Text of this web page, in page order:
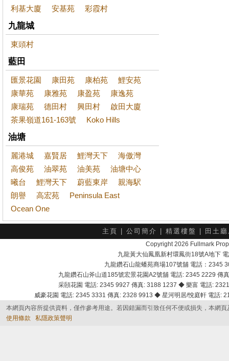
利基大廈 安基苑 彩霞村
九龍城
東頭村
藍田
匯景花園 康田苑 康柏苑
鯉安苑
康華苑
康雅苑 康盈苑
康逸苑
康瑞苑
德田村 興田村
啟田大廈
茶果嶺道161-163號
Koko Hills
油塘
麗港城 嘉賢居 鯉灣天下
海傲灣
高俊苑
油翠苑 油美苑
油塘中心
曦台
鯉灣天下 蔚藍東岸
親海駅
朗譽
高宏苑
Peninsula East
Ocean One
主頁 公司簡介 精選樓盤 田土
Copyright 2026 Fullmark
九龍黃大仙鳳凰新村環鳳街18號A地下
九龍鑽石山龍蟠苑商場107號舖 電話：2345
九龍鑽石山斧山道185號宏景花園A2號舖 電話: 2345 2229
采頣花園 電話: 2345 9927 傳真: 3188 1237 ◆ 樂富 電話:
威豪花園 電話: 2345 3331 傳真: 2328 9913 ◆ 星河明居/悅庭軒 電話
本網頁內容所提供資料，僅作參考用途。若因錯漏而引致任何不便或損失，本網
使用條款
私隱政策聲明